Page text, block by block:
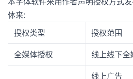
体来:
授权类型
授权范围
全媒体授权 线上线下全
线上广告